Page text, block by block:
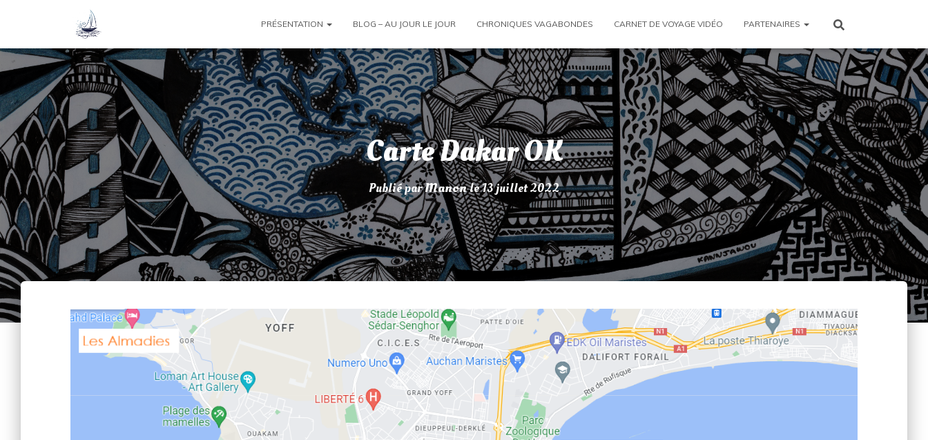
PRÉSENTATION BLOG – AU JOUR LE JOUR CHRONIQUES VAGABONDES CARNET DE VOYAGE VIDÉO PARTENAIRES
Carte Dakar OK
Publié parManonle13 juillet 2022